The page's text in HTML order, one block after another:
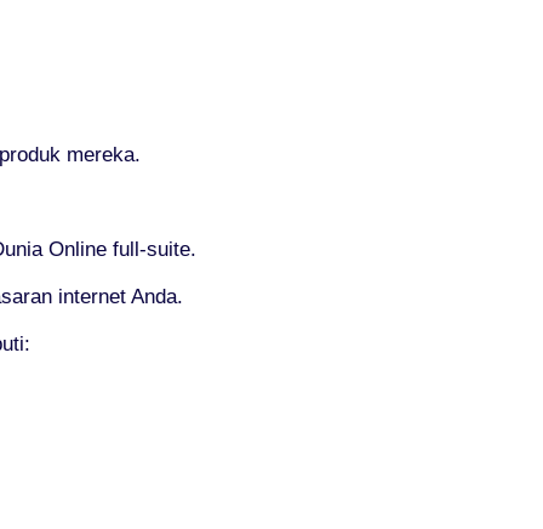
mereka.
Online full-suite.
internet Anda.